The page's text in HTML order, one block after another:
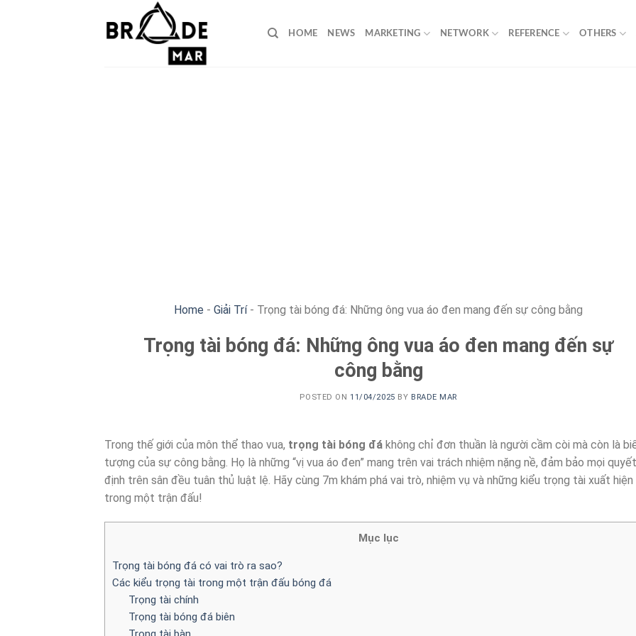
HOME NEWS MARKETING NETWORK REFERENCE OTHERS
Home -Giải Trí- Trọng tài bóng đá: Những ông vua áo đen mang đến sự công bằng
Trọng tài bóng đá: Những ông vua áo đen mang đến sự
công bằng
POSTED ON11/04/2025 BY BRADE MAR
Trong thế giới của môn thể thao vua, trọng tài bóng đá không chỉ đơn thuần là người cầm còi mà còn là
tượng của sự công bằng. Họ là những “vị vua áo đen” mang trên vai trách nhiệm nặng nề, đảm bảo mọi quyết
định trên sân đều tuân thủ luật lệ. Hãy cùng 7m khám phá vai trò, nhiệm vụ và những kiểu trọng tài xuất hiện
trong một trận đấu!
Mục lục
Trọng tài bóng đá có vai trò ra sao?
Các kiểu trọng tài trong một trận đấu bóng đá
Trọng tài chính
Trọng tài bóng đá biên